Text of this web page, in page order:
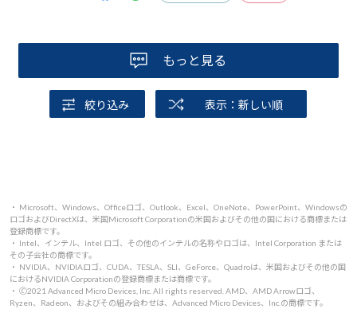
もっと見る
絞り込み 表示：新しい順
・ Microsoft、Windows、Officeロゴ、Outlook、Excel、OneNote、PowerPoint、Windowsの
ロゴおよびDirectXは、米国Microsoft Corporationの米国およびその他の国における商標または
登録商標です。
・ Intel、インテル、Intel ロゴ、その他のインテルの名称やロゴは、Intel Corporation または
その子会社の商標です。
・ NVIDIA、NVIDIAロゴ、CUDA、TESLA、SLI、GeForce、Quadroは、米国およびその他の国
におけるNVIDIA Corporationの登録商標または商標です。
・ 🄫2021 Advanced Micro Devices, Inc. All rights reserved. AMD、AMD Arrowロゴ、
Ryzen、Radeon、およびその組み合わせは、Advanced Micro Devices、Inc.の商標です。